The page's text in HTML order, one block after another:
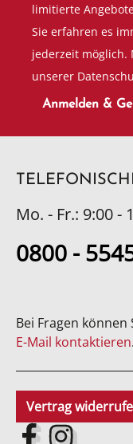
limitierte
Sie erfahren es
jederzeit möglich.
unserer
Anmelden &
Mo. - Fr.: 9:00 -
0800 -
Bei Fragen
E-Mail kontaktieren.
Vertrag